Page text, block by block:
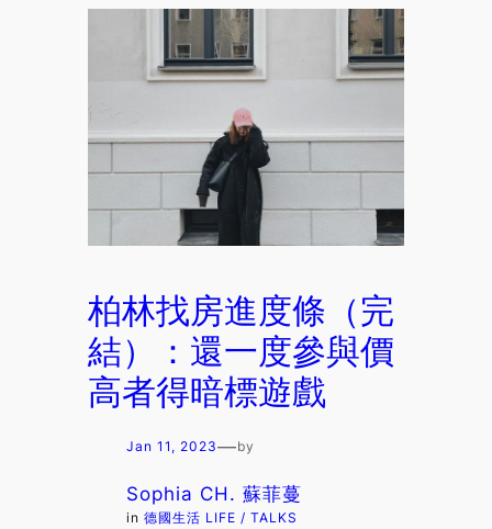
柏林找房進度條（完
結）：還一度參與價
高者得暗標遊戲
Jan 11, 2023—by
Sophia CH. 蘇菲蔓
in德國生活 LIFE / TALKS